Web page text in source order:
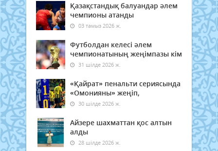
Қазақстандық балуандар әлем
чемпионы атанды
03 тамыз 2026 ж.
Футболдан келесі әлем
чемпионатының жеңімпазы кім
31 шілде 2026 ж.
«Қайрат» пенальти сериясында
«Омонияны» жеңіп,
30 шілде 2026 ж.
Айзере шахматтан қос алтын
алды
28 шілде 2026 ж.